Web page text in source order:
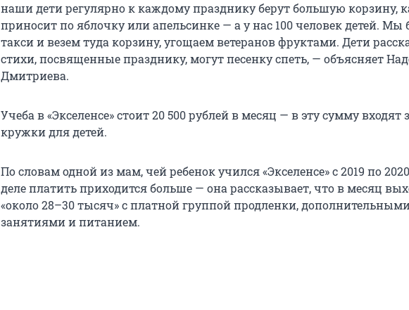
наши дети регулярно к каждому празднику берут большую корзину,
приносит по яблочку или апельсинке — а у нас 100 человек детей. Мы
такси и везем туда корзину, угощаем ветеранов фруктами. Дети
стихи, посвященные празднику, могут песенку спеть, — объясняет
Дмитриева.
Учеба в «Экселенсе» стоит 20 500 рублей в месяц — в эту сумму входят
кружки для детей.
По словам одной из мам, чей ребенок учился «Экселенсе» с 2019 по
деле платить приходится больше — она рассказывает, что в месяц
«около 28–30 тысяч» с платной группой продленки,
занятиями и питанием.